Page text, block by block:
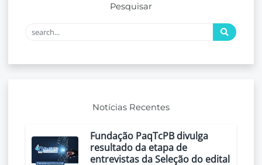
Pesquisar
Notícias Recentes
Fundação PaqTcPB divulga
resultado da etapa de
entrevistas da Seleção do edital